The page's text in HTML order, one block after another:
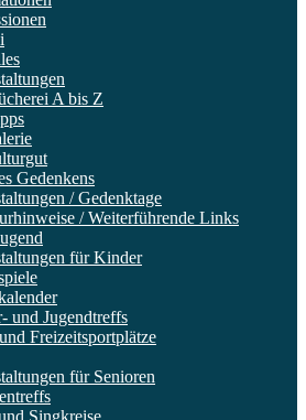
A bis Z
Gedenkens
/ Gedenktage
/ Weiterführende Links
für Kinder
und Jugendtreffs
Freizeitsportplätze
für Senioren
Singkreise